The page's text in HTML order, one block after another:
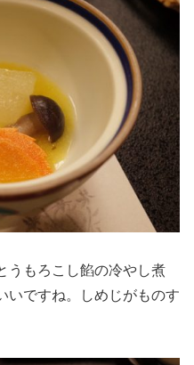
ろこし餡の冷やし煮
いですね。しめじがものす